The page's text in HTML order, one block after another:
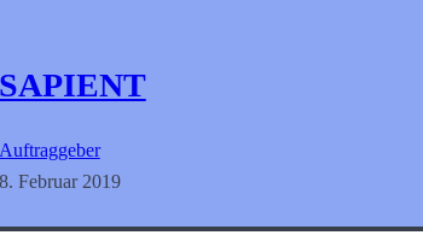
SAPIENT
Auftraggeber
8. Februar 2019